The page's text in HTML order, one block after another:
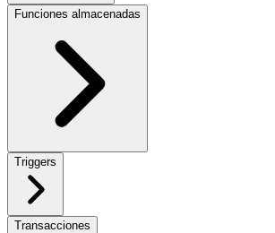
Funciones almacenadas
Triggers
Transacciones